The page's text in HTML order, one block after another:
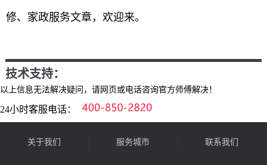
修、家政服务文章，欢迎来。
技术支持：
以上信息无法解决疑问，请网页或电话咨询官方师傅解决！
24小时客服电话：
关于我们 服务城市 联系我们